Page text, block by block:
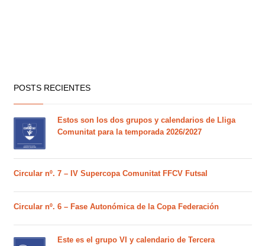
POSTS RECIENTES
Estos son los dos grupos y calendarios de Lliga
Comunitat para la temporada 2026/2027
Circular nº. 7 – IV Supercopa Comunitat FFCV Futsal
Circular nº. 6 – Fase Autonómica de la Copa Federación
Este es el grupo VI y calendario de Tercera